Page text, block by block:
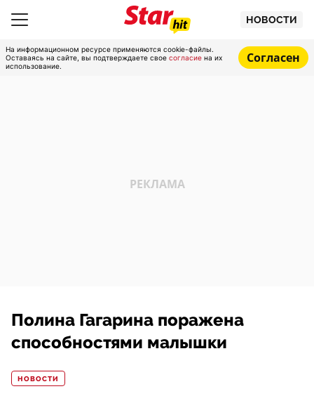
НОВОСТИ
На информационном ресурсе применяются cookie-файлы.
Оставаясь на сайте, вы подтверждаете свое согласие на их
использование.
Согласен
Полина Гагарина поражена
способностями малышки
НОВОСТИ